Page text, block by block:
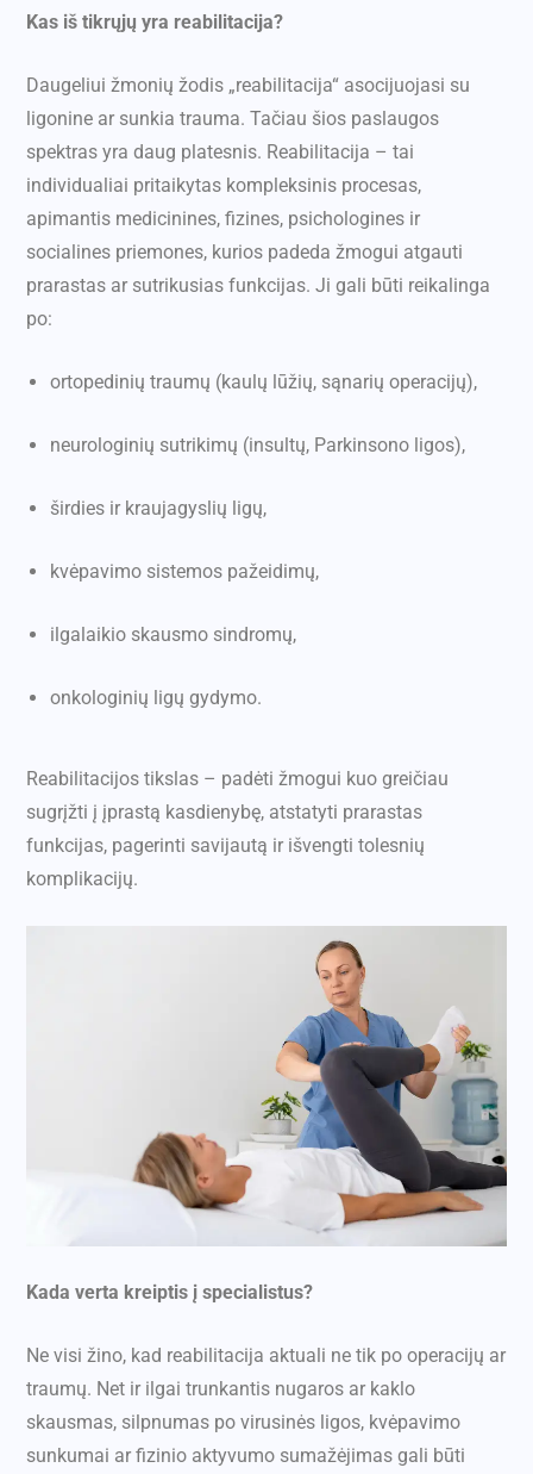
Kas iš tikrųjų yra reabilitacija?
Daugeliui žmonių žodis „reabilitacija“ asocijuojasi su
ligonine ar sunkia trauma. Tačiau šios paslaugos
spektras yra daug platesnis. Reabilitacija – tai
individualiai pritaikytas kompleksinis procesas,
apimantis medicinines, fizines, psichologines ir
socialines priemones, kurios padeda žmogui atgauti
prarastas ar sutrikusias funkcijas. Ji gali būti reikalinga
po:
ortopedinių traumų (kaulų lūžių, sąnarių operacijų),
neurologinių sutrikimų (insultų, Parkinsono ligos),
širdies ir kraujagyslių ligų,
kvėpavimo sistemos pažeidimų,
ilgalaikio skausmo sindromų,
onkologinių ligų gydymo.
Reabilitacijos tikslas – padėti žmogui kuo greičiau
sugrįžti į įprastą kasdienybę, atstatyti prarastas
funkcijas, pagerinti savijautą ir išvengti tolesnių
komplikacijų.
Kada verta kreiptis į specialistus?
Ne visi žino, kad reabilitacija aktuali ne tik po operacijų ar
traumų. Net ir ilgai trunkantis nugaros ar kaklo
skausmas, silpnumas po virusinės ligos, kvėpavimo
sunkumai ar fizinio aktyvumo sumažėjimas gali būti